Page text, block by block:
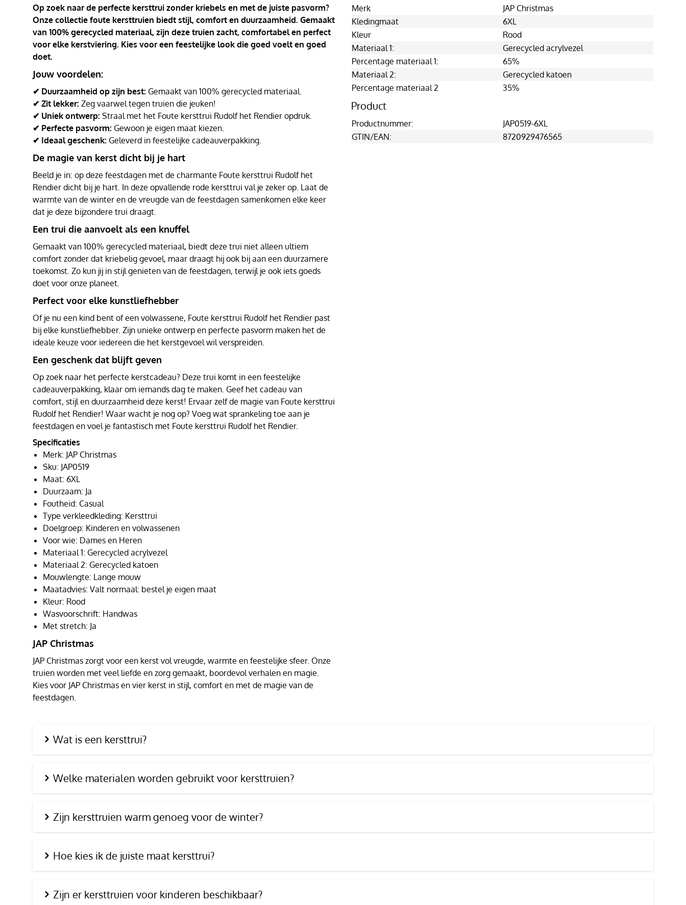
Op zoek naar de perfecte kersttrui zonder kriebels en met de juiste pasvorm?
Onze collectie foute kersttruien biedt stijl, comfort en duurzaamheid. Gemaakt
van 100% gerecycled materiaal, zijn deze truien zacht, comfortabel en perfect
voor elke kerstviering. Kies voor een feestelijke look die goed voelt en goed
doet.
Jouw voordelen:
✔ Duurzaamheid op zijn best: Gemaakt van 100% gerecycled materiaal.
✔ Zit lekker: Zeg vaarwel tegen truien die jeuken!
✔ Uniek ontwerp: Straal met het Foute kersttrui Rudolf het Rendier opdruk.
✔ Perfecte pasvorm: Gewoon je eigen maat kiezen.
✔ Ideaal geschenk: Geleverd in feestelijke cadeauverpakking.
De magie van kerst dicht bij je hart
Beeld je in: op deze feestdagen met de charmante Foute kersttrui Rudolf het
Rendier dicht bij je hart. In deze opvallende rode kersttrui val je zeker op. Laat de
warmte van de winter en de vreugde van de feestdagen samenkomen elke keer
dat je deze bijzondere trui draagt.
Een trui die aanvoelt als een knuffel
Gemaakt van 100% gerecycled materiaal, biedt deze trui niet alleen ultiem
comfort zonder dat kriebelig gevoel, maar draagt hij ook bij aan een duurzamere
toekomst. Zo kun jij in stijl genieten van de feestdagen, terwijl je ook iets goeds
doet voor onze planeet.
Perfect voor elke kunstliefhebber
Of je nu een kind bent of een volwassene, Foute kersttrui Rudolf het Rendier past
bij elke kunstliefhebber. Zijn unieke ontwerp en perfecte pasvorm maken het de
ideale keuze voor iedereen die het kerstgevoel wil verspreiden.
Een geschenk dat blijft geven
Op zoek naar het perfecte kerstcadeau? Deze trui komt in een feestelijke
cadeauverpakking, klaar om iemands dag te maken. Geef het cadeau van
comfort, stijl en duurzaamheid deze kerst! Ervaar zelf de magie van Foute kersttrui
Rudolf het Rendier! Waar wacht je nog op? Voeg wat sprankeling toe aan je
feestdagen en voel je fantastisch met Foute kersttrui Rudolf het Rendier.
Specificaties
Merk: JAP Christmas
Sku: JAP0519
Maat: 6XL
Duurzaam: Ja
Foutheid: Casual
Type verkleedkleding: Kersttrui
Doelgroep: Kinderen en volwassenen
Voor wie: Dames en Heren
Materiaal 1: Gerecycled acrylvezel
Materiaal 2: Gerecycled katoen
Mouwlengte: Lange mouw
Maatadvies: Valt normaal: bestel je eigen maat
Kleur: Rood
Wasvoorschrift: Handwas
Met stretch: Ja
JAP Christmas
JAP Christmas zorgt voor een kerst vol vreugde, warmte en feestelijke sfeer. Onze
truien worden met veel liefde en zorg gemaakt, boordevol verhalen en magie.
Kies voor JAP Christmas en vier kerst in stijl, comfort en met de magie van de
feestdagen.
Merk
JAP Christmas
Kledingmaat
6XL
Kleur
Rood
Materiaal 1:
Gerecycled acrylvezel
Percentage materiaal 1:
65%
Materiaal 2:
Gerecycled katoen
Percentage materiaal 2
35%
Product
Productnummer:
JAP0519-6XL
GTIN/EAN:
8720929476565
Wat is een kersttrui?
Welke materialen worden gebruikt voor kersttruien?
Zijn kersttruien warm genoeg voor de winter?
Hoe kies ik de juiste maat kersttrui?
Zijn er kersttruien voor kinderen beschikbaar?